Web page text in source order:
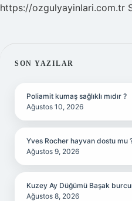
https://ozgulyayinlari.com.tr
SIDEBAR
SON YAZILAR
Poliamit kumaş sağlıklı mıdır ?
Ağustos 10, 2026
Yves Rocher hayvan dostu mu
Ağustos 9, 2026
Kuzey Ay Düğümü Başak
Ağustos 8, 2026